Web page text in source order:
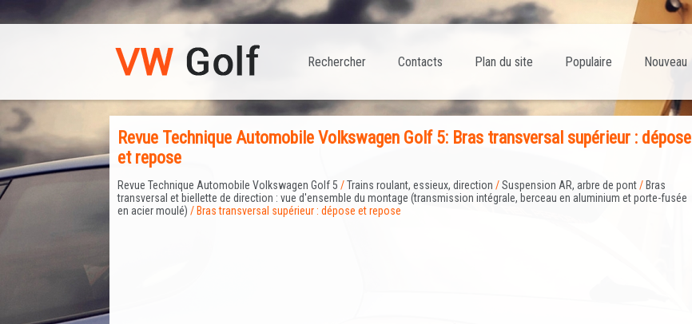
Nouveau
Populaire
Plan du site
Contacts
Rechercher
Revue Technique Automobile Volkswagen Golf 5: Bras transversal supérieur : dépose
et repose
Revue Technique Automobile Volkswagen Golf 5 /Trains roulant, essieux, direction /Suspension AR, arbre de pont/ Bras
transversal et biellette de direction : vue d'ensemble du montage (transmission intégrale, berceau en aluminium et porte-fusée
en acier moulé) / Bras transversal supérieur : dépose et repose